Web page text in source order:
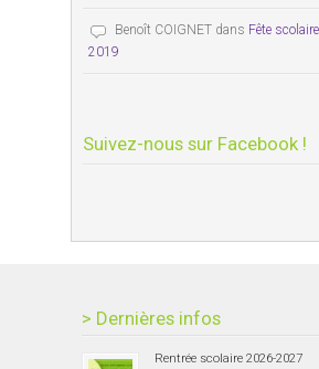
Benoît COIGNET dans Fête
2019
Suivez-nous sur Facebook !
> Dernières infos
Rentrée scolaire 2026-2027